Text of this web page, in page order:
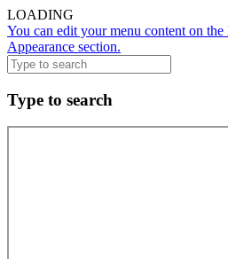
LOADING
You can edit your menu content on the
Appearance section.
Type to search